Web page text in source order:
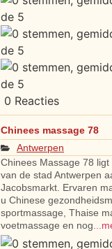
0 Reacties
Chinees massage 78
Antwerpen
Chinees Massage 78
van de stad Antwerpen
Jacobsmarkt. Ervaren
u Chinese
sportmassage, Thaise
voetmassage en nog